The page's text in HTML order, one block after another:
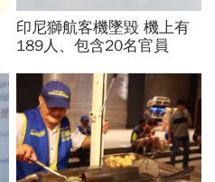
印尼獅航客機墜毀 機上有
189人、包含20名官員